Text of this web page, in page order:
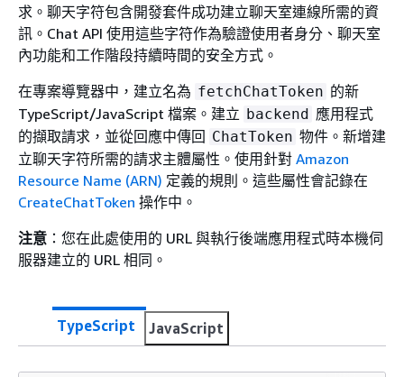
求。聊天字符包含開發套件成功建立聊天室連線所需的資
訊。Chat API 使用這些字符作為驗證使用者身分、聊天室
內功能和工作階段持續時間的安全方式。
在專案導覽器中，建立名為 fetchChatToken 的新
TypeScript/JavaScript 檔案。建立 backend 應用程式
的擷取請求，並從回應中傳回 ChatToken 物件。新增建
立聊天字符所需的請求主體屬性。使用針對 Amazon
Resource Name (ARN) 定義的規則。這些屬性會記錄在
CreateChatToken 操作中。
注意 ：您在此處使用的 URL 與執行後端應用程式時本機伺
服器建立的 URL 相同。
TypeScript JavaScript